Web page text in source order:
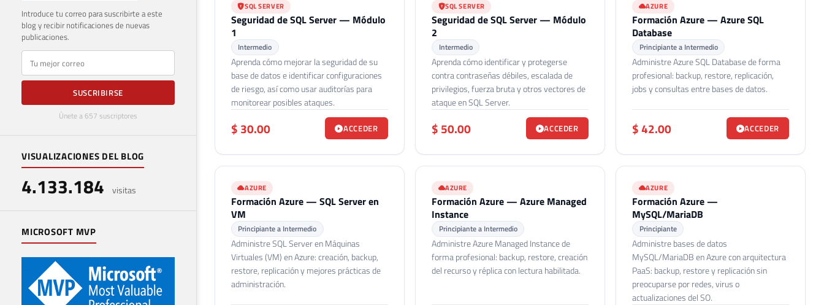
Introduce tu correo para suscribirte a este
blog y recibir notificaciones de nuevas
publicaciones.
E-mail
SUSCRIBIRSE
Únete a 657 suscriptores
VISUALIZACIONES DEL BLOG
4.133.184 visitas
MICROSOFT MVP
SQL SERVER
Seguridad de SQL Server — Módulo
1
Intermedio
Aprenda cómo mejorar la seguridad de su
base de datos e identificar configuraciones
de riesgo, así como usar auditorías para
monitorear posibles ataques.
$ 30.00 ACCEDER
SQL SERVER
Seguridad de SQL Server — Módulo
2
Intermedio
Aprenda cómo identificar y protegerse
contra contraseñas débiles, escalada de
privilegios, fuerza bruta y otros vectores de
ataque en SQL Server.
$ 50.00 ACCEDER
AZURE
Formación Azure — Azure SQL
Database
Principiante a Intermedio
Administre Azure SQL Database de forma
profesional: backup, restore, replicación,
jobs y consultas entre bases de datos.
$ 42.00 ACCEDER
AZURE
Formación Azure — SQL Server en
VM
Principiante a Intermedio
Administre SQL Server en Máquinas
Virtuales (VM) en Azure: creación, backup,
restore, replicación y mejores prácticas de
administración.
AZURE
Formación Azure — Azure Managed
Instance
Principiante a Intermedio
Administre Azure Managed Instance de
forma profesional: backup, restore, creación
del recurso y réplica con lectura habilitada.
AZURE
Formación Azure —
MySQL/MariaDB
Principiante
Administre bases de datos
MySQL/MariaDB en Azure con arquitectura
PaaS: backup, restore y replicación sin
preocuparse por redes, virus o
actualizaciones del SO.